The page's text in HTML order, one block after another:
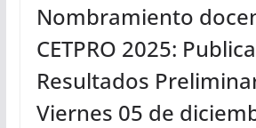
Nombramiento
CETPRO 2025:
Resultados
Viernes 05 de